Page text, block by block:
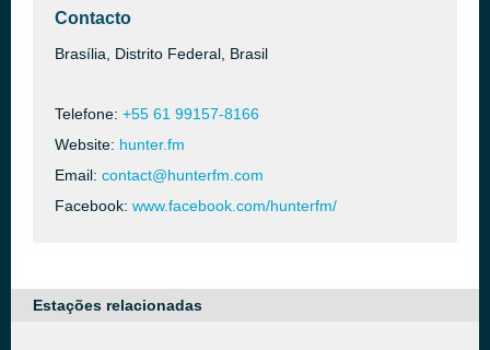
Contacto
Brasília, Distrito Federal, Brasil
Telefone: +55 61 99157-8166
Website: hunter.fm
Email: contact@hunterfm.com
Facebook: www.facebook.com/hunterfm/
Estações relacionadas